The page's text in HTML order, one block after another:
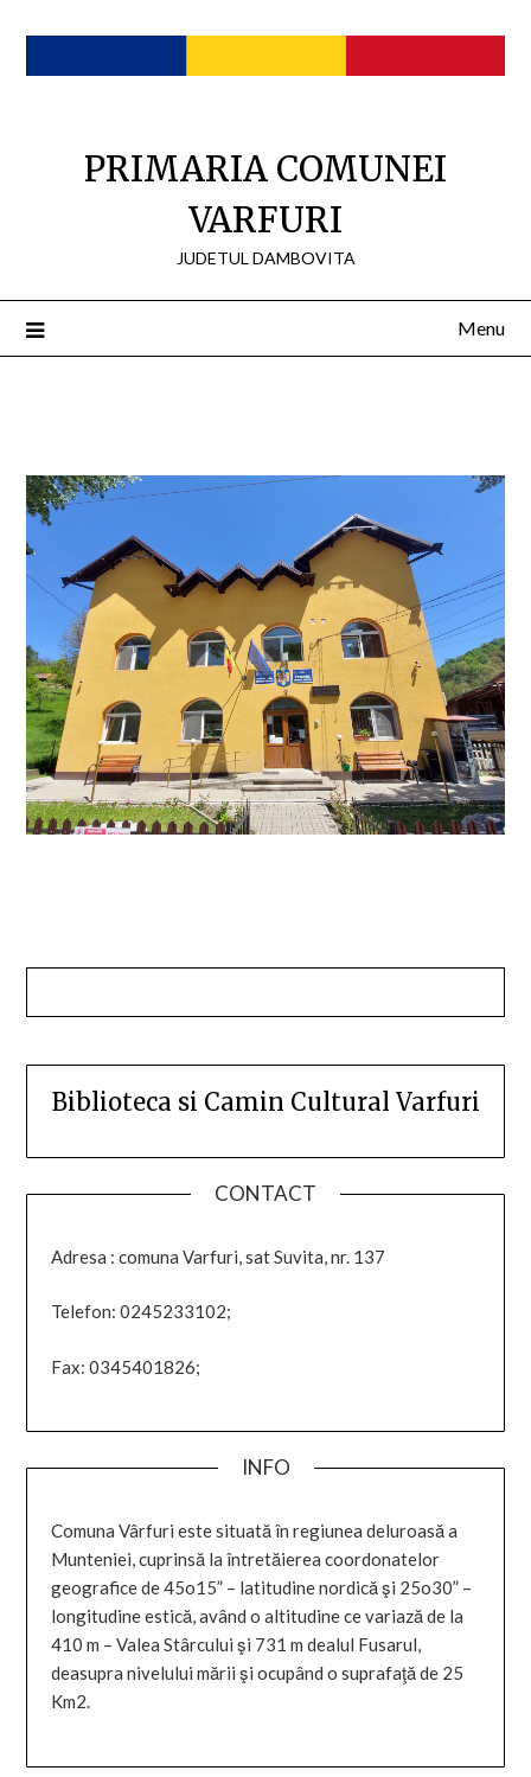
content
PRIMARIA COMUNEI
VARFURI
JUDETUL DAMBOVITA
Menu
Biblioteca si Camin Cultural Varfuri
CONTACT
Adresa : comuna Varfuri, sat Suvita, nr. 137
Telefon: 0245233102;
Fax: 0345401826;
INFO
Comuna Vârfuri este situată în regiunea deluroasă a
Munteniei, cuprinsă la întretăierea coordonatelor
geografice de 45o15” – latitudine nordică şi 25o30” –
longitudine estică, având o altitudine ce variază de la
410 m – Valea Stârcului şi 731 m dealul Fusarul,
deasupra nivelului mării şi ocupând o suprafaţă de 25
Km2.